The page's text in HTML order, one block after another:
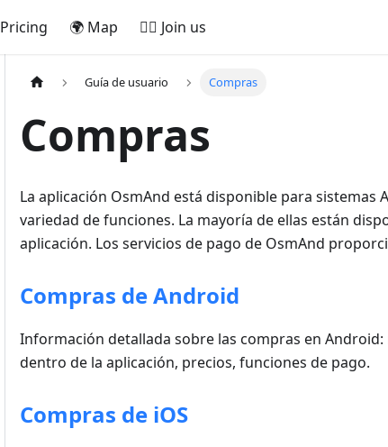
🌍 Map 🚵‍♂️ Join us
Guía de usuario Compras
Compras
La aplicación OsmAnd está disponible para sistemas
variedad de funciones. La mayoría de ellas están
aplicación. Los servicios de pago de OsmAnd
Compras de Android
Información detallada sobre las compras en
dentro de la aplicación, precios, funciones de pago.
Compras de iOS